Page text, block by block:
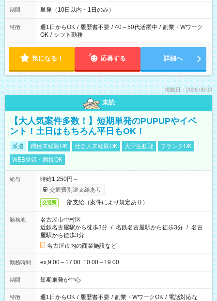
期間 単発（10日以内・1日のみ）
特徴 週1日からOK / 履歴書不要 / 40～50代活躍中 / 副業・Wワーク
OK / シフト勤務
気になる！ 応募する 詳細へ
掲載日：2026.08.03
未読
【大人気案件多数！】短期単発のPUPUPやイベ
ント！土日はもちろん平日もOK！
派遣 職種未経験OK 社会人未経験OK 大学生歓迎
ブランクOK
WEB登録・面接OK
給与
時給1,250円～
交通費別途支給あり
交通費 一部支給（案件により規定あり）
勤務地
名古屋市中村区
近鉄名古屋駅から徒歩3分 / 名鉄名古屋駅から徒歩3分 / 名古
屋駅から徒歩3分
名古屋市内の商業施設など
勤務時間 ex,9:00～17:00 10:00～19:00
期間 短期単発が中心
特徴 週1日からOK / 履歴書不要 / 副業・WワークOK / 電話対応な